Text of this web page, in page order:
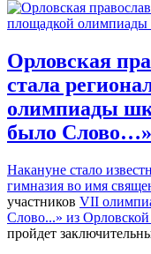
Орловская
стала
олимпиады
было Слово…»
Накануне стало
гимназия во имя
участников VII
Слово...» из Орловской
пройдет